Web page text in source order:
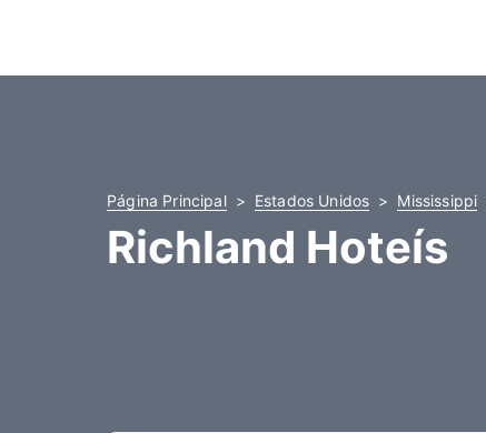
Página Principal Estados Unidos Mississippi
Richland Hoteís